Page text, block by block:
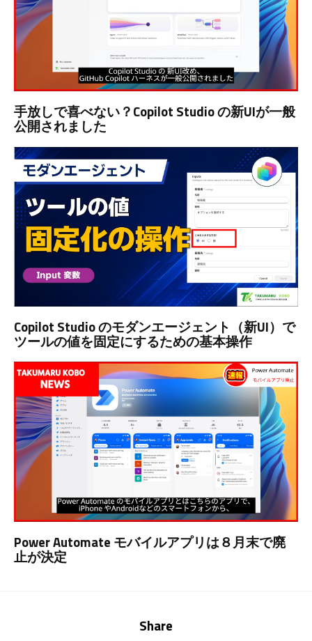
手放しで喜べない？Copilot Studio の新UIが一般
公開されました
Copilot Studio のモダンエージェント（新UI）で
ツールの値を固定にするための基本操作
Power Automate モバイルアプリは８月末で廃
止が決定
Share